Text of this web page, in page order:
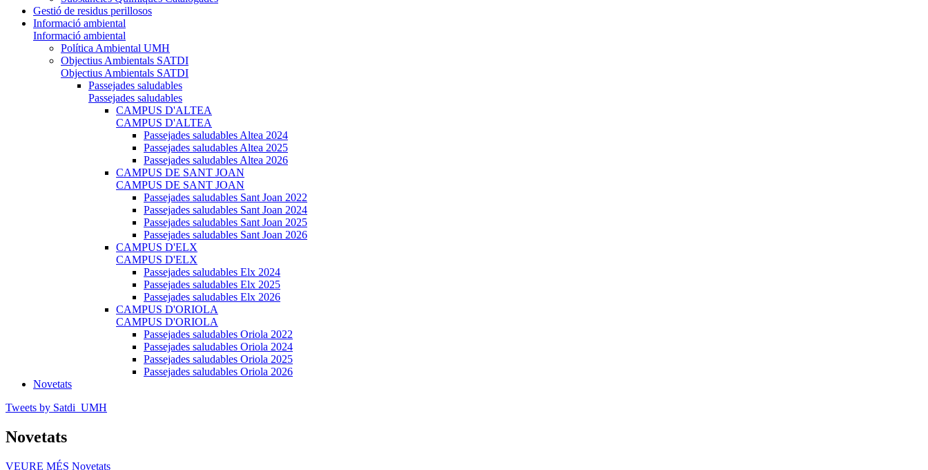
Gestió de residus perillosos
Informació ambiental
Informació ambiental
Política Ambiental UMH
Objectius Ambientals SATDI
Objectius Ambientals SATDI
Passejades saludables
Passejades saludables
CAMPUS D'ALTEA
CAMPUS D'ALTEA
Passejades saludables Altea 2024
Passejades saludables Altea 2025
Passejades saludables Altea 2026
CAMPUS DE SANT JOAN
CAMPUS DE SANT JOAN
Passejades saludables Sant Joan 2022
Passejades saludables Sant Joan 2024
Passejades saludables Sant Joan 2025
Passejades saludables Sant Joan 2026
CAMPUS D'ELX
CAMPUS D'ELX
Passejades saludables Elx 2024
Passejades saludables Elx 2025
Passejades saludables Elx 2026
CAMPUS D'ORIOLA
CAMPUS D'ORIOLA
Passejades saludables Oriola 2022
Passejades saludables Oriola 2024
Passejades saludables Oriola 2025
Passejades saludables Oriola 2026
Novetats
Tweets by Satdi_UMH
Novetats
VEURE MÉS Novetats